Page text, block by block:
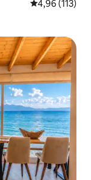
Priemerné
4,96 (113)